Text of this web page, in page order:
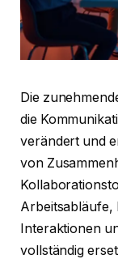
Die
die
verändert und
von
Arbeitsabläufe,
Interaktionen
vollständig